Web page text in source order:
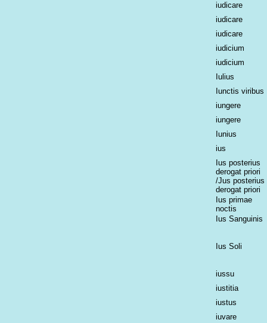
iudicare
iudicare
iudicare
iudicium
iudicium
Iulius
Iunctis viribus
iungere
iungere
Iunius
ius
Ius posterius
derogat priori
/Jus posterius
derogat priori
Ius primae
noctis
Ius Sanguinis
Ius Soli
iussu
iustitia
iustus
iuvare